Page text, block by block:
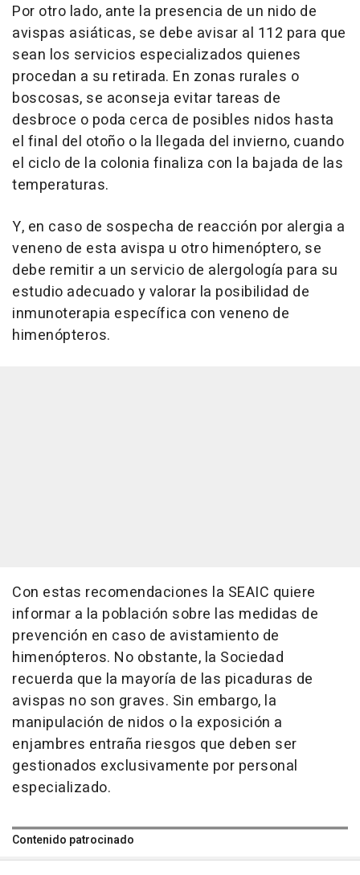
Por otro lado, ante la presencia de un nido de
avispas asiáticas, se debe avisar al 112 para que
sean los servicios especializados quienes
procedan a su retirada. En zonas rurales o
boscosas, se aconseja evitar tareas de
desbroce o poda cerca de posibles nidos hasta
el final del otoño o la llegada del invierno, cuando
el ciclo de la colonia finaliza con la bajada de las
temperaturas.
Y, en caso de sospecha de reacción por alergia a
veneno de esta avispa u otro himenóptero, se
debe remitir a un servicio de alergología para su
estudio adecuado y valorar la posibilidad de
inmunoterapia específica con veneno de
himenópteros.
Con estas recomendaciones la SEAIC quiere
informar a la población sobre las medidas de
prevención en caso de avistamiento de
himenópteros. No obstante, la Sociedad
recuerda que la mayoría de las picaduras de
avispas no son graves. Sin embargo, la
manipulación de nidos o la exposición a
enjambres entraña riesgos que deben ser
gestionados exclusivamente por personal
especializado.
Contenido patrocinado